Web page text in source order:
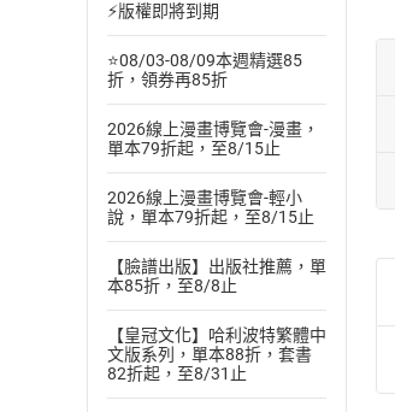
⚡版權即將到期
⭐08/03-08/09本週精選85
折，領券再85折
2026線上漫畫博覽會-漫畫，
單本79折起，至8/15止
2026線上漫畫博覽會-輕小
說，單本79折起，至8/15止
【臉譜出版】出版社推薦，單
本85折，至8/8止
【皇冠文化】哈利波特繁體中
文版系列，單本88折，套書
82折起，至8/31止